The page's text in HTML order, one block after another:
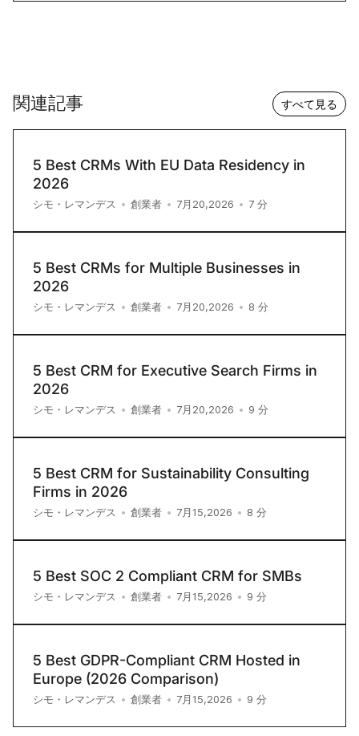
関連記事 すべて見る
5 Best CRMs With EU Data Residency in
2026
シモ・レマンデス • 創業者 • 7月20,2026 • 7 分
5 Best CRMs for Multiple Businesses in
2026
シモ・レマンデス • 創業者 • 7月20,2026 • 8 分
5 Best CRM for Executive Search Firms in
2026
シモ・レマンデス • 創業者 • 7月20,2026 • 9 分
5 Best CRM for Sustainability Consulting
Firms in 2026
シモ・レマンデス • 創業者 • 7月15,2026 • 8 分
5 Best SOC 2 Compliant CRM for SMBs
シモ・レマンデス • 創業者 • 7月15,2026 • 9 分
5 Best GDPR-Compliant CRM Hosted in
Europe (2026 Comparison)
シモ・レマンデス • 創業者 • 7月15,2026 • 9 分